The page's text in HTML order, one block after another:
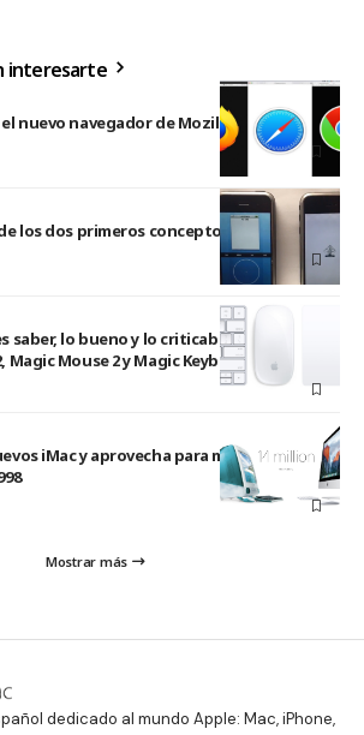
interesarte
nuevo navegador de Mozilla
los dos primeros conceptos del iPhone
saber, lo bueno y lo criticable, de los
Magic Mouse 2 y Magic Keyboard
iMac y aprovecha para mostrar su
Mostrar más
dedicado al mundo Apple: Mac, iPhone,